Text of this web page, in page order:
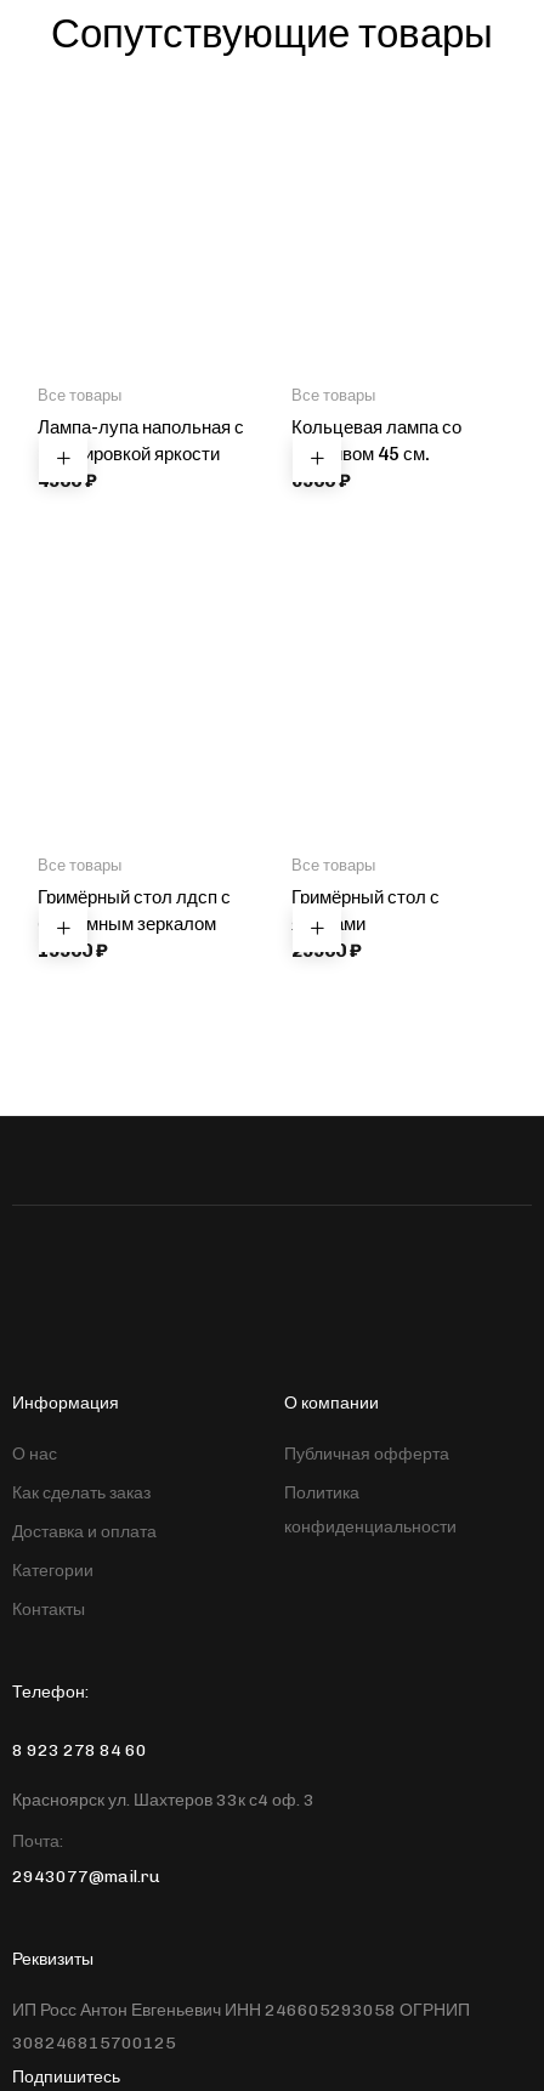
Сопутствующие товары
Все товары
Лампа-лупа напольная с
регулировкой яркости
4900₽
Все товары
Кольцевая лампа со
штативом 45 см.
6900₽
Все товары
Гримёрный стол лдсп с
безрамным зеркалом
19900₽
Все товары
Гримёрный стол с
ящиками
29900₽
Информация
О нас
Как сделать заказ
Доставка и оплата
Категории
Контакты
О компании
Публичная офферта
Политика
конфиденциальности
Телефон:
8 923 278 84 60
Красноярск ул. Шахтеров 33к с4 оф. 3
Почта:
2943077@mail.ru
Реквизиты
ИП Росс Антон Евгеньевич ИНН 246605293058 ОГРНИП
308246815700125
Подпишитесь